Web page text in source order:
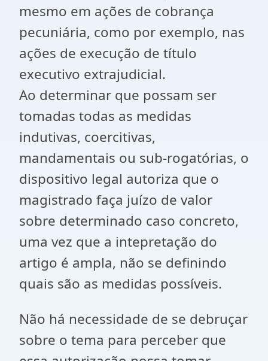
mesmo em ações de cobrança
pecuniária, como por exemplo, nas
ações de execução de título
executivo extrajudicial.
Ao determinar que possam ser
tomadas todas as medidas
indutivas, coercitivas,
mandamentais ou sub-rogatórias, o
dispositivo legal autoriza que o
magistrado faça juízo de valor
sobre determinado caso concreto,
uma vez que a intepretação do
artigo é ampla, não se definindo
quais são as medidas possíveis.
Não há necessidade de se debruçar
sobre o tema para perceber que